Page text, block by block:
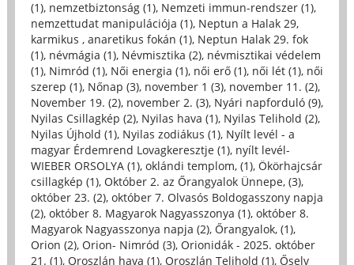
(1), nemzetbiztonság (1), Nemzeti immun-rendszer (1),
nemzettudat manipulációja (1), Neptun a Halak 29,
karmikus , anaretikus fokán (1), Neptun Halak 29. fok
(1), névmágia (1), Névmisztika (2), névmisztikai védelem
(1), Nimród (1), Női energia (1), női erő (1), női lét (1), női
szerep (1), Nőnap (3), november 1 (3), november 11. (2),
November 19. (2), november 2. (3), Nyári napforduló (9),
Nyilas Csillagkép (2), Nyilas hava (1), Nyilas Telihold (2),
Nyilas Újhold (1), Nyilas zodiákus (1), Nyílt levél - a
magyar Érdemrend Lovagkeresztje (1), nyílt levél-
WIEBER ORSOLYA (1), oklándi templom, (1), Ökörhajcsár
csillagkép (1), Október 2. az Őrangyalok Ünnepe, (3),
október 23. (2), október 7. Olvasós Boldogasszony napja
(2), október 8. Magyarok Nagyasszonya (1), október 8.
Magyarok Nagyasszonya napja (2), Őrangyalok, (1),
Orion (2), Orion- Nimród (3), Orionidák - 2025. október
21. (1), Oroszlán hava (1), Oroszlán Telihold (1), Őselv